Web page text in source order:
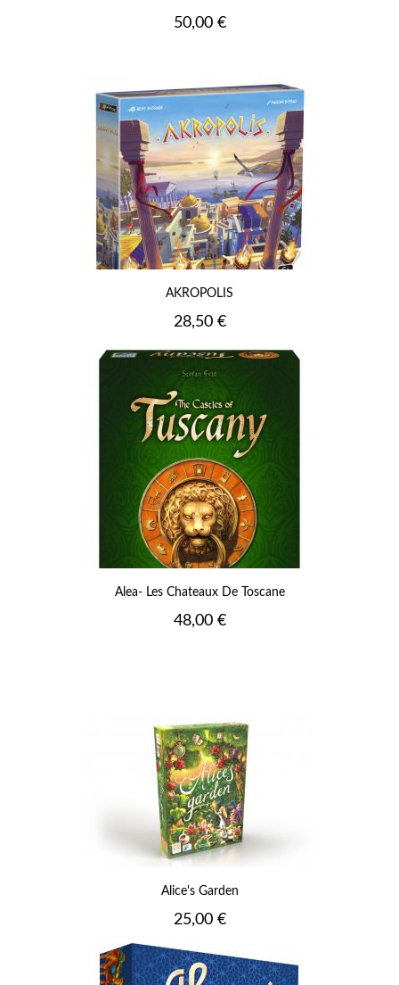
Prix
50,00 €
AKROPOLIS
Prix
28,50 €
Alea- Les Chateaux De Toscane
Prix
48,00 €
Alice's Garden
Prix
25,00 €